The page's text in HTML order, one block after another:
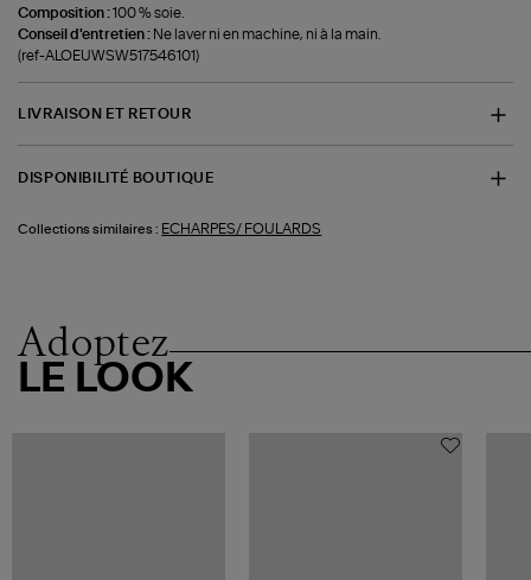
Composition :100 % soie.
Conseil d'entretien : Ne laver ni en machine, ni à la main.
(ref-ALOEUWSW517546101)
LIVRAISON ET RETOUR
DISPONIBILITÉ BOUTIQUE
Collections similaires : ECHARPES/ FOULARDS
Adoptez
LE LOOK